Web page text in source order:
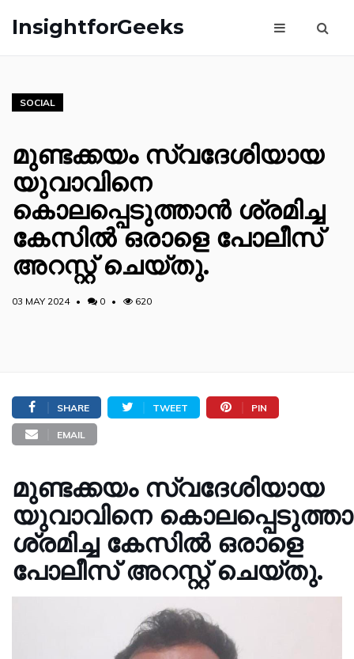
InsightforGeeks
SOCIAL
മുണ്ടക്കയം സ്വദേശിയായ
യുവാവിനെ
കൊലപ്പെടുത്താൻ ശ്രമിച്ച
കേസിൽ ഒരാളെ പോലീസ്
അറസ്റ്റ് ചെയ്തു.
03 MAY 2024 0 620
SHARE TWEET PIN
EMAIL
മുണ്ടക്കയം സ്വദേശിയായ
യുവാവിനെ
ശ്രമിച്ച കേസിൽ ഒരാളെ
പോലീസ് അറസ്റ്റ് ചെയ്തു.